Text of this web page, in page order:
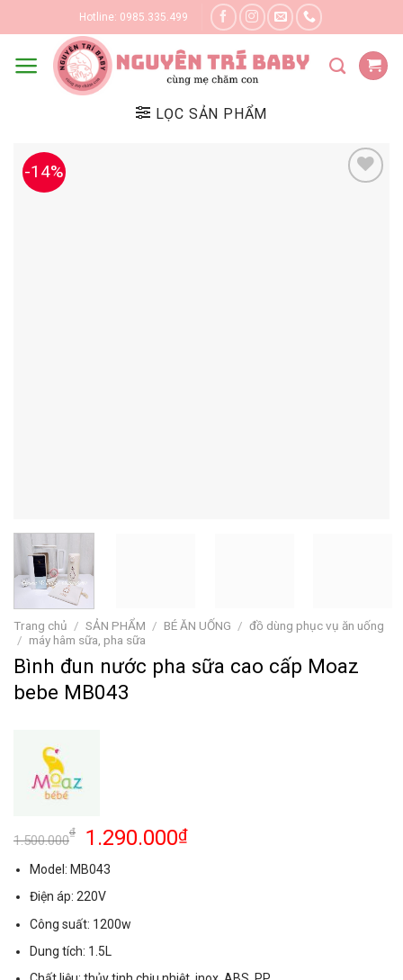
to
content
Hotline: 0985.335.499
LỌC SẢN PHẨM
-14%
Trang chủ / SẢN PHẨM / BÉ ĂN UỐNG / đồ dùng phục vụ ăn uống
/ máy hâm sữa, pha sữa
Bình đun nước pha sữa cao cấp Moaz
bebe MB043
1.500.000
₫ 1.290.000₫
Model: MB043
Điện áp: 220V
Công suất: 1200w
Dung tích: 1.5L